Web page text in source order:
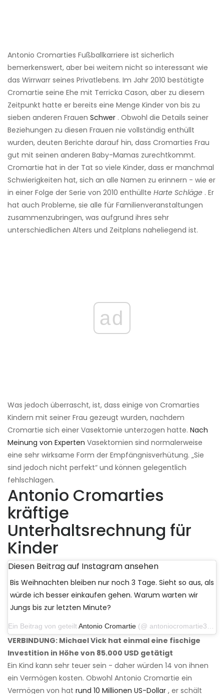
Antonio Cromarties Fußballkarriere ist sicherlich
bemerkenswert, aber bei weitem nicht so interessant wie
das Wirrwarr seines Privatlebens. Im Jahr 2010 bestätigte
Cromartie seine Ehe mit Terricka Cason, aber zu diesem
Zeitpunkt hatte er bereits eine Menge Kinder von bis zu
sieben anderen Frauen Schwer . Obwohl die Details seiner
Beziehungen zu diesen Frauen nie vollständig enthüllt
wurden, deuten Berichte darauf hin, dass Cromarties Frau
gut mit seinen anderen Baby-Mamas zurechtkommt.
Cromartie hat in der Tat so viele Kinder, dass er manchmal
Schwierigkeiten hat, sich an alle Namen zu erinnern - wie er
in einer Folge der Serie von 2010 enthüllte Harte Schläge . Er
hat auch Probleme, sie alle für Familienveranstaltungen
zusammenzubringen, was aufgrund ihres sehr
unterschiedlichen Alters und Zeitplans naheliegend ist.
ad
Was jedoch überrascht, ist, dass einige von Cromarties
Kindern mit seiner Frau gezeugt wurden, nachdem
Cromartie sich einer Vasektomie unterzogen hatte. Nach
Meinung von Experten Vasektomien sind normalerweise
eine sehr wirksame Form der Empfängnisverhütung. „Sie
sind jedoch nicht perfekt“ und können gelegentlich
fehlschlagen.
Antonio Cromarties
kräftige
Unterhaltsrechnung für
Kinder
Diesen Beitrag auf Instagram ansehen
Bis Weihnachten bleiben nur noch 3 Tage. Sieht so aus, als
würde ich besser einkaufen gehen. Warum warten wir
Jungs bis zur letzten Minute?
Ein Beitrag von geteiltAntonio Cromartie (@ antoniocromartie31) am 22. Dezember 2019 um 10:25 Uhr PST
VERBINDUNG: Michael Vick hat einmal eine fischige
Investition in Höhe von 85.000 USD getätigt
Ein Kind kann sehr teuer sein - daher würden 14 von ihnen
ein Vermögen kosten. Obwohl Antonio Cromartie ein
Vermögen von hat rund 10 Millionen US-Dollar , er schält